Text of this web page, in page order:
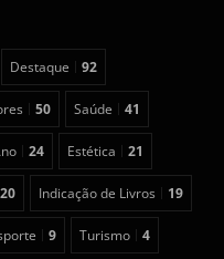
Destaque 92
50 Saúde 41
24 Estética 21
20 Indicação de Livros 19
9 Turismo 4